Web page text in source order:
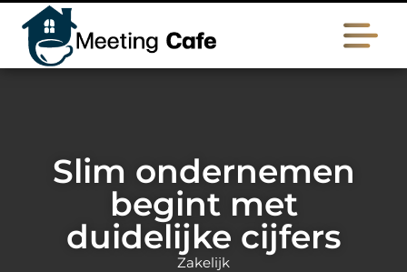
Slim ondernemen
begint met
duidelijke cijfers
Zakelijk